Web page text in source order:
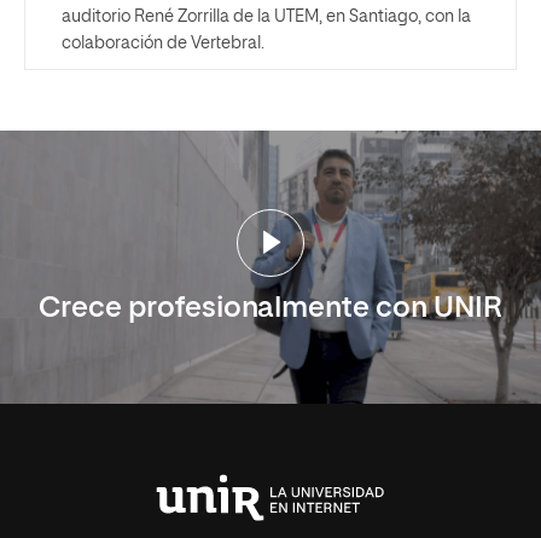
auditorio René Zorrilla de la UTEM, en Santiago, con la
colaboración de Vertebral.
Crece profesionalmente con UNIR